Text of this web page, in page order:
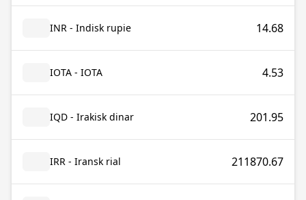
INR - Indisk rupie 14.68
IOTA - IOTA 4.53
IQD - Irakisk dinar 201.95
IRR - Iransk rial 211870.67